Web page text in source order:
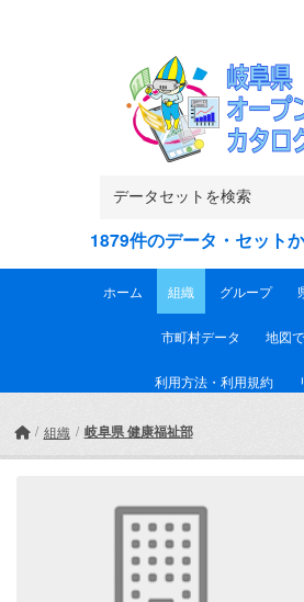
1879件のデータ・セット
ホーム 組織 グループ
市町村データ 地図
利用方法・利用規約
組織 岐阜県 健康福祉部